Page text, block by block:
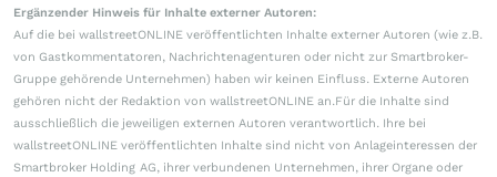
Ergänzender Hinweis für Inhalte externer Autoren:
Auf die bei wallstreetONLINE veröffentlichten Inhalte externer Autoren (wie z.B.
von Gastkommentatoren, Nachrichtenagenturen oder nicht zur Smartbroker-
Gruppe gehörende Unternehmen) haben wir keinen Einfluss. Externe Autoren
gehören nicht der Redaktion von wallstreetONLINE an.Für die Inhalte sind
ausschließlich die jeweiligen externen Autoren verantwortlich. Ihre bei
wallstreetONLINE veröffentlichten Inhalte sind nicht von Anlageinteressen der
Smartbroker Holding AG, ihrer verbundenen Unternehmen, ihrer Organe oder